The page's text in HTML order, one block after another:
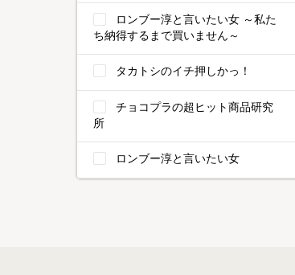
ロンブー淳と言いたい女 ～私た
ち納得するまで買いません～
タカトシのイチ押しかっ！
チョコプラの超ヒット商品研究
所
ロンブー淳と言いたい女